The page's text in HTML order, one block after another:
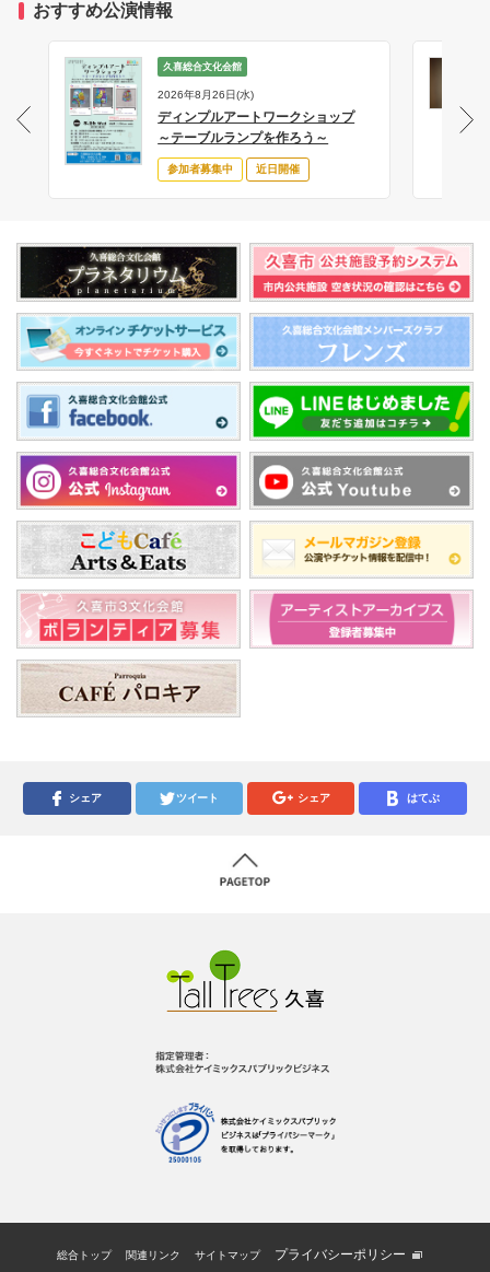
おすすめ公演情報
久喜総合文化会館
2026年8月26日(水)
ディンプルアートワークショップ
～テーブルランプを作ろう～
参加者募集中 近日開催
シェア ツイート シェア はてぶ
総合トップ 関連リンク サイトマップ プライバシーポリシー